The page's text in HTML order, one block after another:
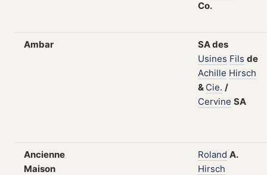
Co.
Ambar SAdes
Usines Fils de
Achille Hirsch
& Cie. /
Cervine SA
Ancienne
Maison
Roland A.
Hirsch